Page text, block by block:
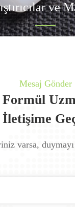
ve
Mesaj Gönder
İletişime
varsa,